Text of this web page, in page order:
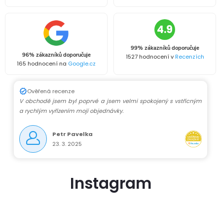
96% zákazníků doporučuje
165 hodnocení na Google.cz
4.9
99% zákazníků doporučuje
1527 hodnocení vRecenzích
Ověřená recenze
V obchodě jsem byl poprvé a jsem velmi spokojený s vstřícným
a rychlým vyřízením mojí objednávky.
Petr Pavelka
23. 3. 2025
Instagram